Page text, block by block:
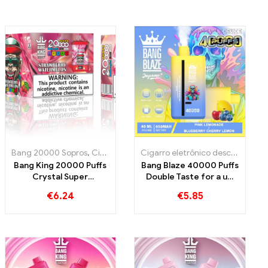
descartáveis ​​Dinamarca
Bang 20000 Sopros, Cigarros eletrônicos descartáveis ,Cigarros
Bang King 20000 Puffs
Crystal Super
de Malha Tripla Tripla
€6.24
Cigarro eletrônico descartável com nicotina
Bang Blaze 40000 Puffs
Double Taste for a um
€5.85